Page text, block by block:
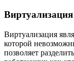
Виртуализация
которой
позволяет